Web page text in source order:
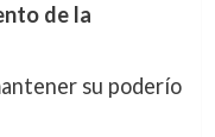
de la
su poderío